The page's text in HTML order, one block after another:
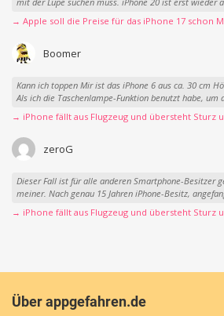
→ Apple soll die Preise für das iPhone 17 schon
Boomer
Kann ich toppen Mir ist das iPhone 6 aus ca. 30 cm
Als ich die Taschenlampe-Funktion benutzt habe, um
→ iPhone fällt aus Flugzeug und übersteht Sturz
zeroG
Dieser Fall ist für alle anderen Smartphone-Besitzer
meiner. Nach genau 15 Jahren iPhone-Besitz,
→ iPhone fällt aus Flugzeug und übersteht Sturz
Über appgefahren.de